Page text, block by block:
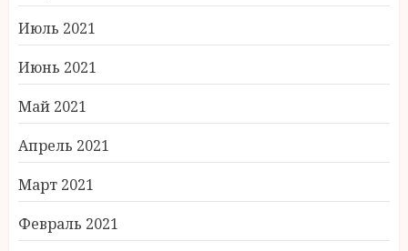
Июль 2021
Июнь 2021
Май 2021
Апрель 2021
Март 2021
Февраль 2021